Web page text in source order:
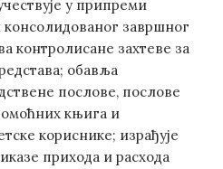
у припреми
завршног
контролисане захтеве за
обавља
послове, послове
књига и
кориснике; израђује
прихода и расхода